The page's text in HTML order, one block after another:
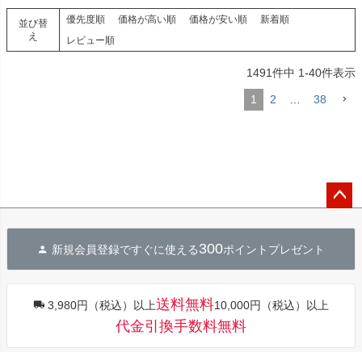
並び替
え
優先度順 価格が高い順 価格が安い順
新着順
レビュー順
1491件中 1-40件表示
1 2 38
へ
新規会員登録ですぐに使える300ポイントプレゼント
3,980円（税込）以上送料無料10,000円（税込）以上
代金引換手数料無料